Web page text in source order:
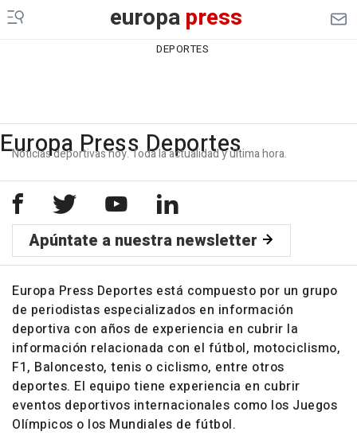
europapress
DEPORTES
Europa Press Deportes
Noticias deportivas hoy. Toda la actualidad y última hora.
Apúntate a nuestra newsletter
Europa Press Deportes está compuesto por un grupo
de periodistas especializados en información
deportiva con años de experiencia en cubrir la
información relacionada con el fútbol, motociclismo,
F1, Baloncesto, tenis o ciclismo, entre otros
deportes. El equipo tiene experiencia en cubrir
eventos deportivos internacionales como los Juegos
Olímpicos o los Mundiales de fútbol.